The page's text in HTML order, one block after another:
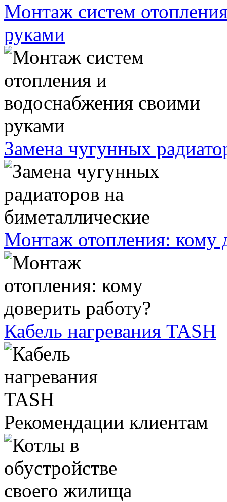
Монтаж систем
руками
Замена чугунных
Монтаж отопления: кому
Кабель нагревания TASH
Рекомендации клиентам